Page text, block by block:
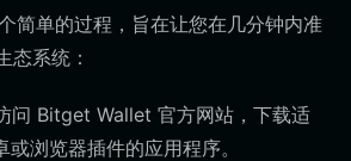
简单的过程，旨在让您在几分钟内准
态系统：
问 Bitget Wallet 官方网站，下载适
或浏览器插件的应用程序。